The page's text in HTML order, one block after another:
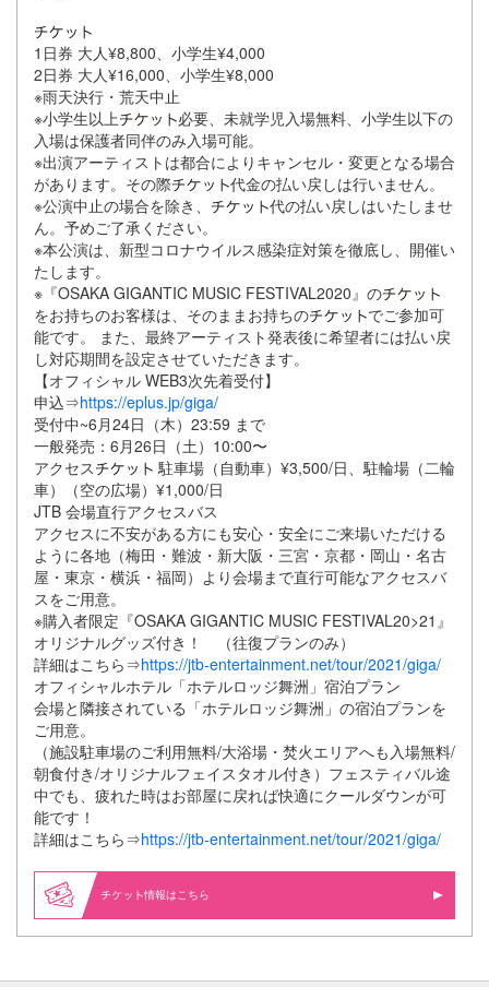
1日券 大人¥8,800、小学生¥4,000
2日券 大人¥16,000、小学生¥8,000
※雨天決行・荒天中止
※小学生以上
必要、未就学児入場無料、小学生以下の
入場は保護者同伴のみ入場可能。
※出演アーティストは都合によりキャンセル・変更となる場合
があります。その際
代金の払い戻しは行いません。
※公演中止の場合を除き、
代の払い戻しはいたしませ
ん。予めご了承ください。
※本公演は、新型コロナウイルス感染症対策を徹底し、開催い
たします。
※『OSAKA GIGANTIC MUSIC FESTIVAL2020』の
をお持ちのお客様は、そのままお持ちの
でご参加可
能です。 また、最終アーティスト発表後に希望者には払い戻
し対応期間を設定させていただきます。
【オフィシャル WEB3次先着受付】
申込⇒https://eplus.jp/giga/
受付中~6月24日（木）23:59 まで
一般発売：6月26日（土）10:00〜
アクセス
駐車場（自動車）¥3,500/日、駐輪場（二輪
車）（空の広場）¥1,000/日
JTB 会場直行アクセスバス
アクセスに不安がある方にも安心・安全にご来場いただける
ように各地（梅田・難波・新大阪・三宮・京都・岡山・名古
屋・東京・横浜・福岡）より会場まで直行可能なアクセスバ
スをご用意。
※購入者限定『OSAKA GIGANTIC MUSIC FESTIVAL20>21』
オリジナルグッズ付き！ （往復プランのみ）
詳細はこちら⇒https://jtb-entertainment.net/tour/2021/giga/
オフィシャルホテル「ホテルロッジ舞洲」宿泊プラン
会場と隣接されている「ホテルロッジ舞洲」の宿泊プランを
ご用意。
（施設駐車場のご利用無料/大浴場・焚火エリアへも入場無料/
朝食付き/オリジナルフェイスタオル付き）フェスティバル途
中でも、疲れた時はお部屋に戻れば快適にクールダウンが可
能です！
詳細はこちら⇒https://jtb-entertainment.net/tour/2021/giga/
情報はこちら